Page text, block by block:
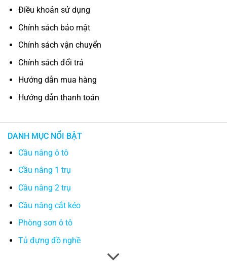
Điều khoản sử dụng
Chính sách bảo mật
Chính sách vận chuyển
Chính sách đổi trả
Hướng dẫn mua hàng
Hướng dẫn thanh toán
DANH MỤC NỔI BẬT
Cầu nâng ô tô
Cầu nâng 1 trụ
Cầu nâng 2 trụ
Cầu nâng cắt kéo
Phòng sơn ô tô
Tủ đựng đồ nghề